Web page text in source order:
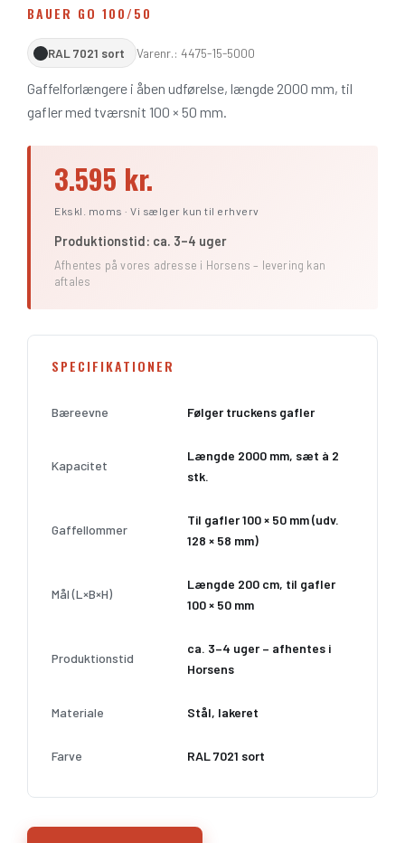
BAUER GO 100/50
RAL 7021 sort Varenr.: 4475-15-5000
Gaffelforlængere i åben udførelse, længde 2000 mm, til
gafler med tværsnit 100 × 50 mm.
3.595 kr.
Ekskl. moms · Vi sælger kun til erhverv
Produktionstid: ca. 3–4 uger
Afhentes på vores adresse i Horsens – levering kan
aftales
SPECIFIKATIONER
Bæreevne Følger truckens gafler
Kapacitet
Længde 2000 mm, sæt à 2
stk.
Gaffellommer
Til gafler 100 × 50 mm (udv.
128 × 58 mm)
Mål (L×B×H)
Længde 200 cm, til gafler
100 × 50 mm
Produktionstid
ca. 3–4 uger – afhentes i
Horsens
Materiale Stål, lakeret
Farve RAL 7021 sort